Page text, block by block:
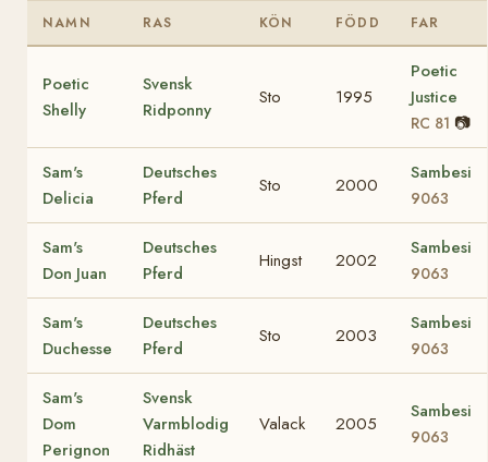
NAMN RAS KÖN FÖDD FAR
Poetic
Shelly
Svensk
Ridponny
Sto 1995
Poetic
Justice
RC 81 📷
Sam's
Delicia
Deutsches
Pferd
Sto 2000
Sambesi
9063
Sam's
Don Juan
Deutsches
Pferd
Hingst 2002
Sambesi
9063
Sam's
Duchesse
Deutsches
Pferd
Sto 2003
Sambesi
9063
Sam's
Dom
Perignon
Svensk
Varmblodig
Ridhäst
Valack 2005
Sambesi
9063